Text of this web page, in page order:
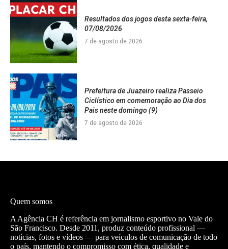
Resultados dos jogos desta sexta-feira,
07/08/2026
7 de agosto de 2026
Prefeitura de Juazeiro realiza Passeio
Ciclístico em comemoração ao Dia dos
Pais neste domingo (9)
7 de agosto de 2026
Quem somos
A Agência CH é referência em jornalismo esportivo no Vale do
São Francisco. Desde 2011, produz conteúdo profissional —
notícias, fotos e vídeos — para veículos de comunicação de todo
o país, mantendo o compromisso com ética, qualidade e